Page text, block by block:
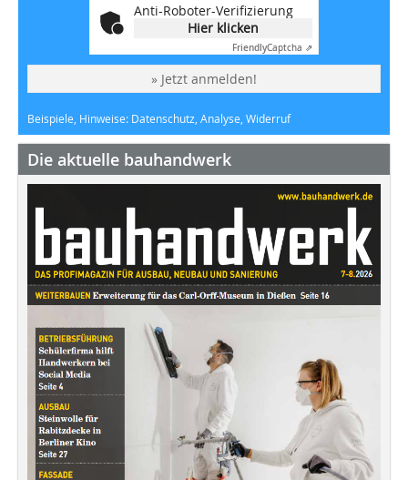
Anti-Roboter-Verifizierung
Hier klicken
FriendlyCaptcha ⇗
» Jetzt anmelden!
Beispiele, Hinweise: Datenschutz, Analyse, Widerruf
Die aktuelle bauhandwerk